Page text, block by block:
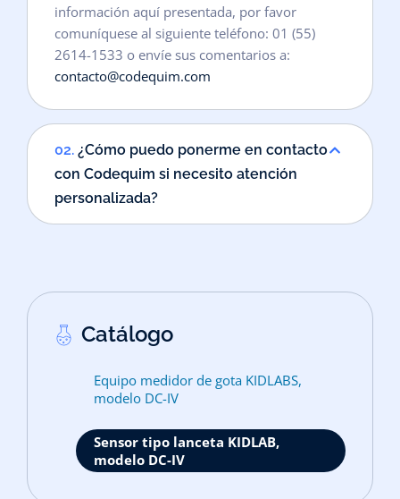
información aquí presentada, por favor
comuníquese al siguiente teléfono: 01 (55)
2614-1533 o envíe sus comentarios a:
contacto@codequim.com
02. ¿Cómo puedo ponerme en contacto
con Codequim si necesito atención
personalizada?
Catálogo
Equipo medidor de gota KIDLABS,
modelo DC-IV
Sensor tipo lanceta KIDLAB,
modelo DC-IV